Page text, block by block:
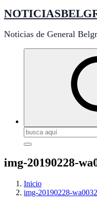
Noticias de General
Buscar:
img-20190228-
Inicio
img-20190228-